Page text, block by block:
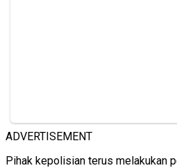
ADVERTISEMENT
Pihak kepolisian terus melakukan